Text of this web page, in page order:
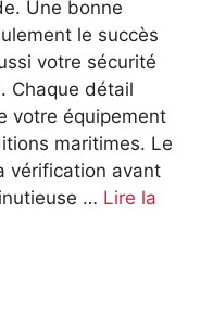
Une bonne
le succès
votre sécurité
Chaque détail
votre équipement
maritimes. Le
vérification avant
… Lire la